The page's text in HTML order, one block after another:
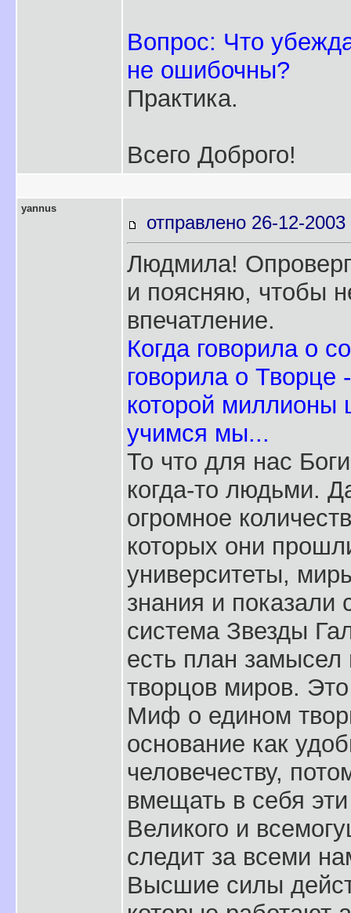
Вопрос: Что
не ошибочны?
Практика.
Всего Доброго!
yannus
отправлено 26-12-
Людмила!
и поясняю, чтобы
впечатление.
Когда говорила о
говорила о Творце
которой миллионы
учимся мы...
То что для нас
когда-то людьми.
огромное
которых они
университеты,
знания и показали
система Звезды
есть план замысел
творцов миров.
Миф о едином
основание как
человечеству,
вмещать в себя
Великого и
следит за всеми
Высшие силы